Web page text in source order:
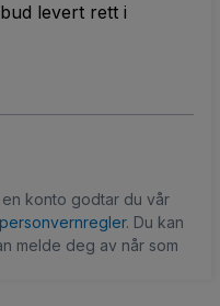
levert rett i
konto godtar du vår
personvernregler. Du kan
melde deg av når som